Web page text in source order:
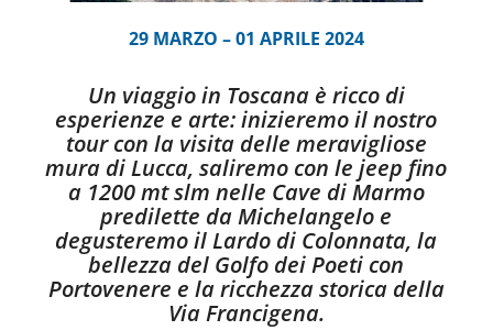
29 MARZO – 01 APRILE 2024
Un viaggio in Toscana è ricco di
esperienze e arte: inizieremo il nostro
tour con la visita delle meravigliose
mura di Lucca, saliremo con le jeep fino
a 1200 mt slm nelle Cave di Marmo
predilette da Michelangelo e
degusteremo il Lardo di Colonnata, la
bellezza del Golfo dei Poeti con
Portovenere e la ricchezza storica della
Via Francigena.